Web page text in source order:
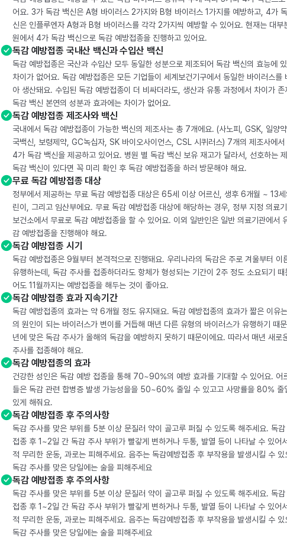
어요. 3가 독감 백신은 A형 바이러스 2가지와 B형 바이러스 1가지를 예방하고, 4가
신은 인플루엔자 A형과 B형 바이러스를 각각 2가지씩 예방할 수 있어요. 현재는 대부
원에서 4가 독감 백신으로 독감 예방접종을 진행하고 있어요.
독감 예방접종 국내산 백신과 수입산 백신
독감 예방접종은 국산과 수입산 모두 동일한 성분으로 제조되어 독감 백신의 효능에
차이가 없어요. 독감 예방접종은 모든 기업들이 세계보건기구에서 동일한 바이러스를
아 생산돼요. 수입된 독감 예방접종이 더 비싸더라도, 생산과 유통 과정에서 차이가 존
독감 백신 본연의 성분과 효과에는 차이가 없어요.
독감 예방접종 제조사와 백신
국내에서 독감 예방접종이 가능한 백신의 제조사는 총 7개에요. (사노피, GSK, 일양
국백신, 보령제약, GC녹십자, SK 바이오사이언스, CSL 시퀴러스) 7개의 제조사에서
4가 독감 백신을 제공하고 있어요. 병원 별 독감 백신 보유 재고가 달라서, 선호하는
독감 백신이 있다면 꼭 미리 확인 후 독감 예방접종을 하러 방문해야 해요.
무료 독감 예방접종 대상
정부에서 제공하는 무료 독감 예방접종 대상은 65세 이상 어르신, 생후 6개월 ~ 13
린이, 그리고 임산부에요. 무료 독감 예방접종 대상에 해당하는 경우, 정부 지정 의료
보건소에서 무료로 독감 예방접종을 할 수 있어요. 이외 일반인은 일반 의료기관에서
감 예방접종을 진행해야 해요.
독감 예방접종 시기
독감 예방접종은 9월부터 본격적으로 진행돼요. 우리나라의 독감은 주로 겨울부터 이
유행하는데, 독감 주사를 접종하더라도 항체가 형성되는 기간이 2주 정도 소요되기 때
어도 11월까지는 예방접종을 해두는 것이 좋아요.
독감 예방접종 효과 지속기간
독감 예방접종의 효과는 약 6개월 정도 유지돼요. 독감 예방접종의 효과가 짧은 이유
의 원인이 되는 바이러스가 변이를 거듭해 매년 다른 유형의 바이러스가 유행하기 때
년에 맞은 독감 주사가 올해의 독감을 예방하지 못하기 때문이에요. 따라서 매년 새로
주사를 접종해야 해요.
독감 예방접종의 효과
건강한 성인은 독감 예방 접종을 통해 70~90%의 예방 효과를 기대할 수 있어요. 어
들은 독감 관련 합병증 발생 가능성을을 50~60% 줄일 수 있고고 사망률을 80% 줄
있게 해줘요.
독감 예방접종 후 주의사항
독감 주사를 맞은 부위를 5분 이상 문질러 약이 골고루 퍼질 수 있도록 해주세요. 독감
접종 후 1~2일 간 독감 주사 부위가 빨갛게 변하거나 두통, 발열 등이 나타날 수 있어
적 무리한 운동, 과로는 피해주세요. 음주는 독감예방접종 후 부작용을 발생시킬 수 있
독감 주사를 맞은 당일에는 술을 피해주세요
독감 예방접종 후 주의사항
독감 주사를 맞은 부위를 5분 이상 문질러 약이 골고루 퍼질 수 있도록 해주세요. 독감
접종 후 1~2일 간 독감 주사 부위가 빨갛게 변하거나 두통, 발열 등이 나타날 수 있어
적 무리한 운동, 과로는 피해주세요. 음주는 독감예방접종 후 부작용을 발생시킬 수 있
독감 주사를 맞은 당일에는 술을 피해주세요